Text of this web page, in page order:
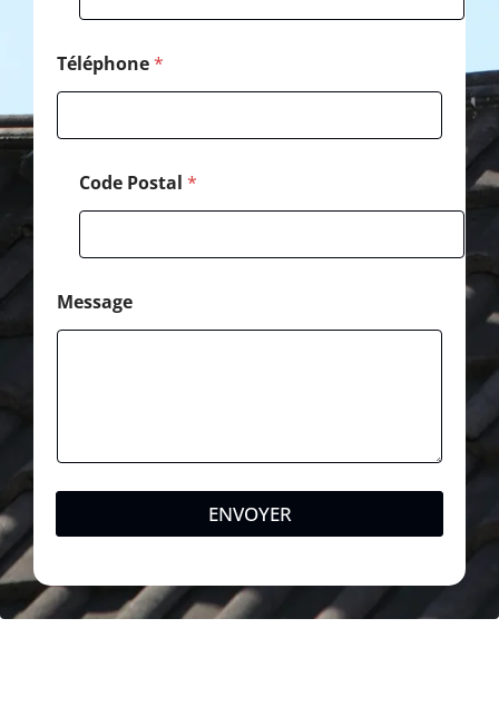
Téléphone*
Code Postal *
Message
ENVOYER